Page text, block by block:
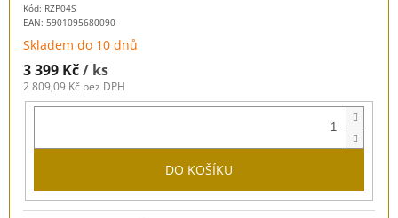
Kód: RZP04S
EAN: 5901095680090
Skladem do 10 dnů
3 399 Kč/ ks
2 809,09 Kč bez DPH
DO KOŠÍKU